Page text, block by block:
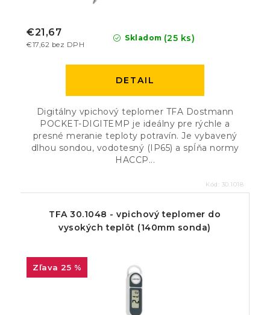
Skladom (25 ks)
€17,62 bez DPH
€21,67
DETAIL
Digitálny vpichový teplomer TFA Dostmann
POCKET-DIGITEMP je ideálny pre rýchle a
presné meranie teploty potravín. Je vybavený
dlhou sondou, vodotesný (IP65) a spĺňa normy
HACCP...
Kód: 30.1018
TFA 30.1048 - vpichový teplomer do
vysokých teplôt (140mm sonda)
25 %